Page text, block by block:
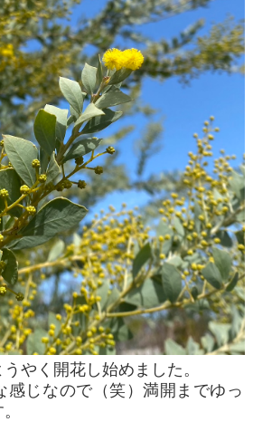
やく開花し始めました。
感じなので（笑）満開までゆっ